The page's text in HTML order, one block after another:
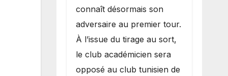
connaît désormais son
adversaire au premier tour.
À l’issue du tirage au sort,
le club académicien sera
opposé au club tunisien de